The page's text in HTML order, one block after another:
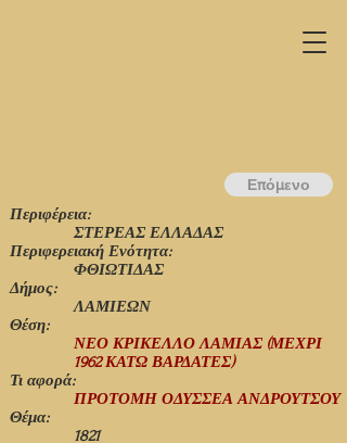
Περιφέρεια:
ΦΘΙΩΤΙΔΑΣ
ΣΤΕΡΕΑΣ ΕΛΛΑΔΑΣ
Περιφερειακή Ενότητα:
ΛΑΜΙΕΩΝ
Δήμος:
Θέση:
ΝΕΟ ΚΡΙΚΕΛΛΟ ΛΑΜΙΑΣ (ΜΕΧΡΙ
1962 ΚΑΤΩ ΒΑΡΔΑΤΕΣ)
Τι αφορά:
ΠΡΟΤΟΜΗ ΟΔΥΣΣΕΑ ΑΝΔΡΟΥΤΣΟΥ
Θέμα:
1821
Επόμενο